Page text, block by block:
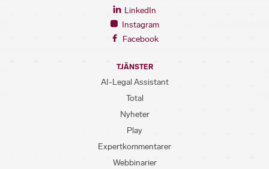
LinkedIn
Instagram
Facebook
TJÄNSTER
AI-Legal Assistant
Total
Nyheter
Play
Expertkommentarer
Webbinarier